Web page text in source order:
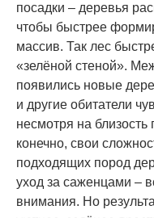
посадки – деревья
чтобы быстрее
массив. Так лес
«зелёной стеной».
появились новые
и другие обитатели
несмотря на
конечно, свои
подходящих пород
уход за саженцами –
внимания. Но